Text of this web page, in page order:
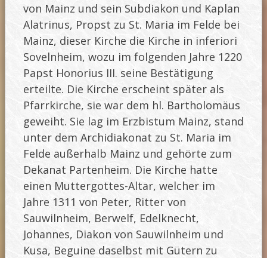
von Mainz und sein Subdiakon und Kaplan
Alatrinus, Propst zu St. Maria im Felde bei
Mainz, dieser Kirche die Kirche in inferiori
Sovelnheim, wozu im folgenden Jahre 1220
Papst Honorius III. seine Bestätigung
erteilte. Die Kirche erscheint später als
Pfarrkirche, sie war dem hl. Bartholomäus
geweiht. Sie lag im Erzbistum Mainz, stand
unter dem Archidiakonat zu St. Maria im
Felde außerhalb Mainz und gehörte zum
Dekanat Partenheim. Die Kirche hatte
einen Muttergottes-Altar, welcher im
Jahre 1311 von Peter, Ritter von
Sauwilnheim, Berwelf, Edelknecht,
Johannes, Diakon von Sauwilnheim und
Kusa, Beguine daselbst mit Gütern zu